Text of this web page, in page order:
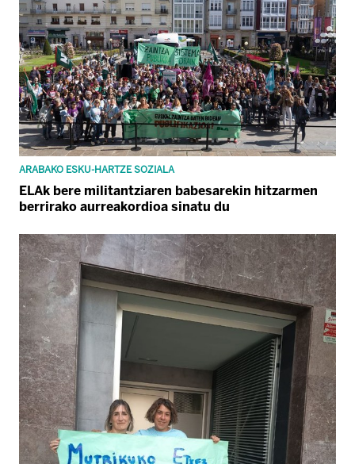
ARABAKO ESKU-HARTZE SOZIALA
ELAk bere militantziaren babesarekin hitzarmen
berrirako aurreakordioa sinatu du